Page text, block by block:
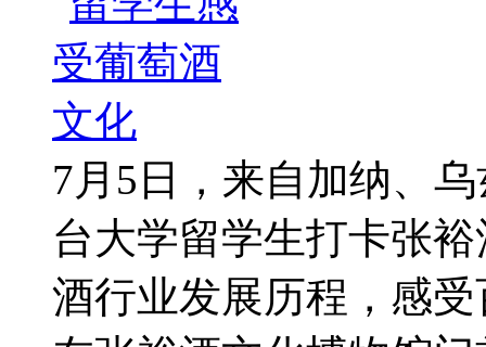
7月5日，来自加纳、
台大学留学生打卡张
酒行业发展历程，感